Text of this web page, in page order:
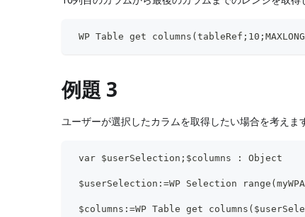
WP Table get
例題 3
ユーザーが選択したカラムを取得したい場合を考えま
var $userSelection;$columns : Object
$userSelection:=WP Selection
$columns:=WP Table get